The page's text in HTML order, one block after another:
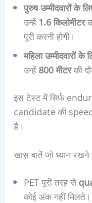
पुरुष उम्मीदवारों के
उन्हें 1.6 किलोमीटर
पूरी करनी होगी।
महिला उम्मीदवारों के
उन्हें 800 मीटरकी
इस टेस्ट में सिर्फ
candidate की
है।
खास बातें जो ध्यान
PET पूरी तरह से
कोई अंक नहीं मिलते।